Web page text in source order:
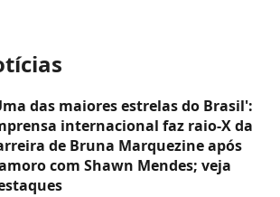
das maiores estrelas do Brasil':
internacional faz raio-X da
de Bruna Marquezine após
com Shawn Mendes; veja